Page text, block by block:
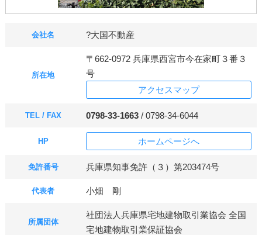
会社名 ?大国不動産
所在地
〒662-0972 兵庫県西宮市今在家町３番３
号
アクセスマップ
TEL / FAX 0798-33-1663/ 0798-34-6044
HP ホームページへ
免許番号 兵庫県知事免許（３）第203474号
代表者 小畑 剛
所属団体
社団法人兵庫県宅地建物取引業協会 全国
宅地建物取引業保証協会